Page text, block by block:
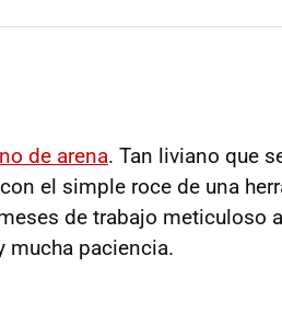
de arena. Tan liviano que
el simple roce de una
de trabajo meticuloso
mucha paciencia.